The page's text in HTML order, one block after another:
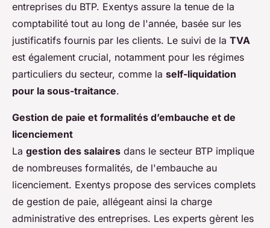
entreprises du BTP. Exentys assure la tenue de la
comptabilité tout au long de l'année, basée sur les
justificatifs fournis par les clients. Le suivi de la TVA
est également crucial, notamment pour les régimes
particuliers du secteur, comme la self-liquidation
pour la sous-traitance.
Gestion de paie et formalités d’embauche et de
licenciement
La gestion des salaires dans le secteur BTP implique
de nombreuses formalités, de l'embauche au
licenciement. Exentys propose des services complets
de gestion de paie, allégeant ainsi la charge
administrative des entreprises. Les experts gèrent les